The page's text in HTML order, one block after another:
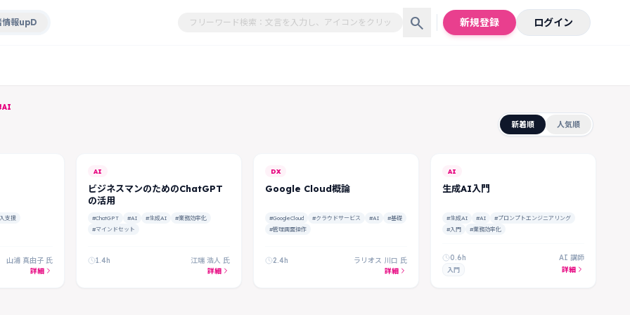
情報upD search 新規登録 ログイン
新着順 人気順
支援
山浦 真由子 氏
詳細
AI
ビジネスマンのためのChatGPT
の活用
#ChatGPT #AI #生成AI
#業務効率化
#マインドセット
1.4h
江端 浩人 氏
詳細
DX
Google Cloud概論
#GoogleCloud #クラウドサービス #AI
#基礎
#管理画面操作
2.4h
ラリオス 川口 氏
詳細
AI
生成AI入門
#生成AI #AI
#プロンプトエンジニアリング
#入門
#業務効率化
0.6h AI 講師
入門 詳細